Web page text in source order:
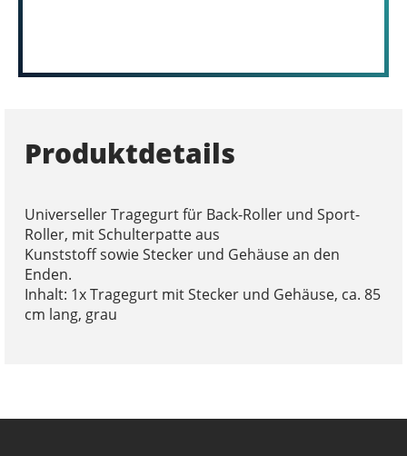
Produktdetails
Universeller Tragegurt für Back-Roller und Sport-
Roller, mit Schulterpatte aus
Kunststoff sowie Stecker und Gehäuse an den
Enden.
Inhalt: 1x Tragegurt mit Stecker und Gehäuse, ca. 85
cm lang, grau